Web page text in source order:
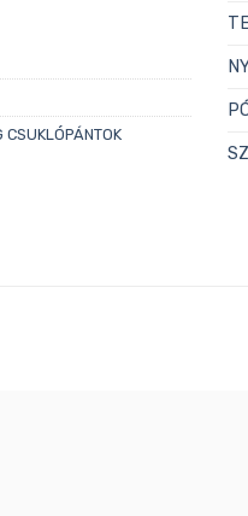
CSUKLÓPÁNTOK